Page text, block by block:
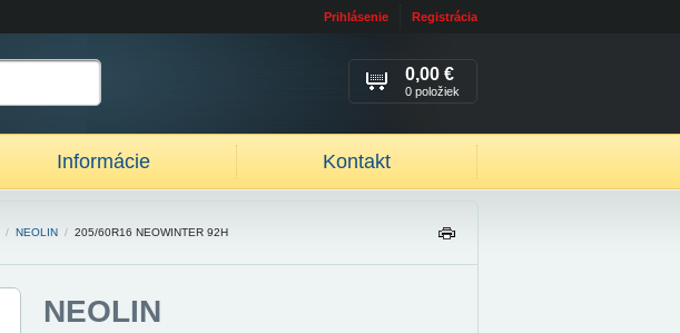
Prihlásenie Registrácia
Informácie Kontakt
0,00 €
0 položiek
/ NEOLIN / 205/60R16 NEOWINTER 92H
IŤ
NEOLIN